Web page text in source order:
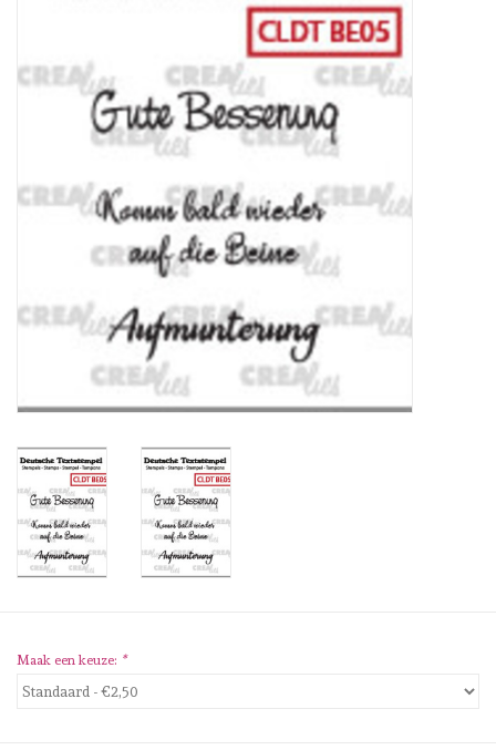
Mallen
Stempelinkt
Stempelaccesoires
Papier (blokjes) &
Embellishment/bedeltjes
Mixed Media
Diversen
Inkleurbenodigdheden
Maak een keuze: *